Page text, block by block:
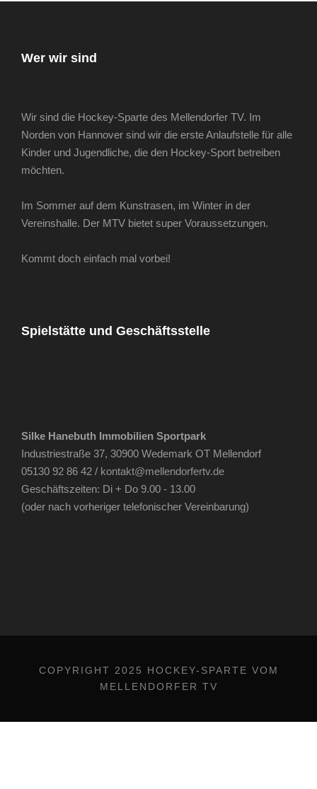
Wer wir sind
Wir sind die Hockey-Sparte des Mellendorfer TV. Im
Norden von Hannover sind wir die erste Anlaufstelle für alle
Kinder und Jugendliche, die den Hockey-Sport betreiben
möchten.
Im Sommer auf dem Kunstrasen, im Winter in der
Vereinshalle. Der MTV bietet super Voraussetzungen.
Kommt doch einfach mal vorbei!
Spielstätte und Geschäftsstelle
Silke Hanebuth Immobilien Sportpark
Industriestraße 37, 30900 Wedemark OT Mellendorf
05130 92 86 42 / kontakt@mellendorfertv.de
Geschäftszeiten: Di + Do 9.00 - 13.00
(oder nach vorheriger telefonischer Vereinbarung)
COPYRIGHT 2025 HOCKEY-SPARTE VOM
MELLENDORFER TV